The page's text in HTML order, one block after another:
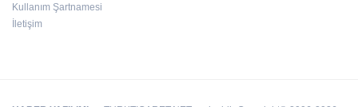
Kullanım Şartnamesi
İletişim